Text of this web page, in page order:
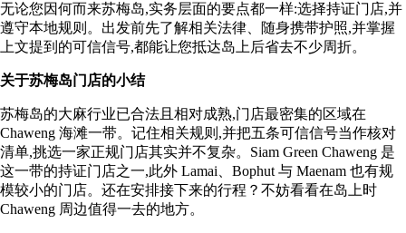
无论您因何而来苏梅岛,实务层面的要点都一样:选择持证门店,并
遵守本地规则。出发前先了解相关法律、随身携带护照,并掌握
上文提到的可信信号,都能让您抵达岛上后省去不少周折。
关于苏梅岛门店的小结
苏梅岛的大麻行业已合法且相对成熟,门店最密集的区域在
Chaweng 海滩一带。记住相关规则,并把五条可信信号当作核对
清单,挑选一家正规门店其实并不复杂。Siam Green Chaweng 是
这一带的持证门店之一,此外 Lamai、Bophut 与 Maenam 也有规
模较小的门店。还在安排接下来的行程？不妨看看在岛上时
Chaweng 周边值得一去的地方。